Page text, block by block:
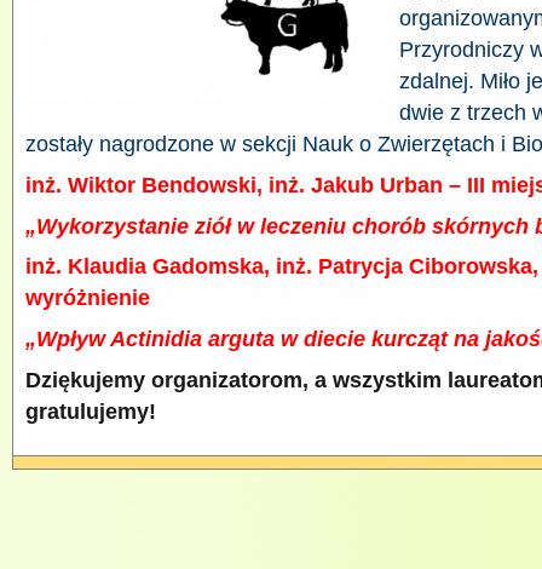
Przyrodniczy
zdalnej. Miło
dwie z trzech
zostały nagrodzone w sekcji Nauk o Zwierzętach i
inż. Wiktor Bendowski, inż. Jakub Urban – III
„Wykorzystanie ziół w leczeniu chorób skórnych
inż. Klaudia Gadomska, inż. Patrycja
wyróżnienie
„Wpływ Actinidia arguta w diecie kurcząt na
Dziękujemy organizatorom, a wszystkim
gratulujemy!